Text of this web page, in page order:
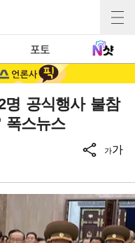
포토
명 공식행사 불참
폭스뉴스
가가